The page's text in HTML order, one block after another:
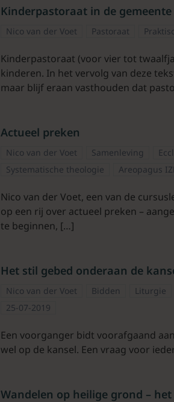
Kinderpastoraat in de gemeente
Nico van der Voet Pastoraat
Kinderpastoraat (voor vier tot
kinderen. In het vervolg van deze
maar blijf eraan vasthouden dat
Actueel preken
Nico van der Voet Samenleving
Systematische theologie
Areopagus
Nico van der Voet, een van de
op een rij over actueel preken –
te beginnen, […]
Het stil gebed onderaan de
Nico van der Voet Bidden Liturgie
25-07-2019
Een voorganger bidt voorafgaand
wel op de kansel. Een vraag voor
Wandelen op heilige grond –